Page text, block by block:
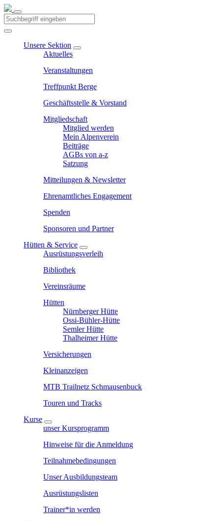
Unsere Sektion
Aktuelles
Veranstaltungen
Treffpunkt Berge
Geschäftsstelle & Vorstand
Mitgliedschaft
Mitglied werden
Mein Alpenverein
Beiträge
AGBs von a-z
Satzung
Mitteilungen & Newsletter
Ehrenamtliches Engagement
Spenden
Sponsoren und Partner
Hütten & Service
Ausrüstungsverleih
Bibliothek
Vereinsräume
Hütten
Nürnberger Hütte
Ossi-Bühler-Hütte
Semler Hütte
Thalheimer Hütte
Versicherungen
Kleinanzeigen
MTB Trailnetz Schmausenbuck
Touren und Tracks
Kurse
unser Kursprogramm
Hinweise für die Anmeldung
Teilnahmebedingungen
Unser Ausbildungsteam
Ausrüstungslisten
Trainer*in werden